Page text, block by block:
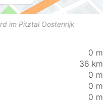
im Pitztal Oostenrijk
0 m
36 km
0 m
0 m
0 m